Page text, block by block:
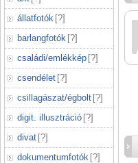
állatfotók [?]
barlangfotók [?]
családi/emlékkép [?]
csendélet [?]
csillagászat/égbolt [?]
digit. illusztráció [?]
divat [?]
dokumentumfotók [?]